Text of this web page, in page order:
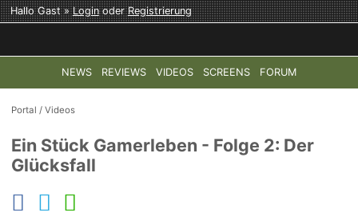
Hallo Gast »LoginoderRegistrierung
NEWS REVIEWS VIDEOS SCREENS FORUM
TOP-THEMEN: COD: MODERN WARFARE 4 HALO:
Portal /Videos
Ein Stück Gamerleben - Folge 2: Der
Glücksfall